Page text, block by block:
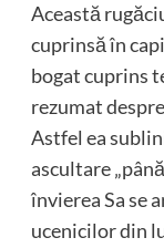
Această
cuprinsă în
bogat cuprins
rezumat
Astfel ea
ascultare
învierea Sa se
ucenicilor din